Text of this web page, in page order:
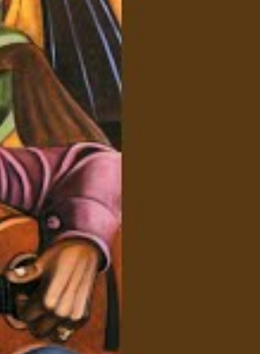
отзывы проходят модерацию